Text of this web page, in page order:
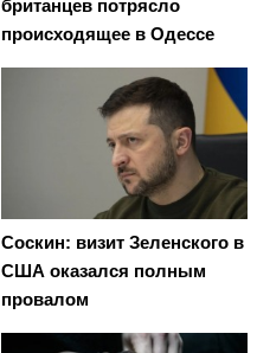
британцев потрясло
происходящее в Одессе
Соскин: визит Зеленского в
США оказался полным
провалом